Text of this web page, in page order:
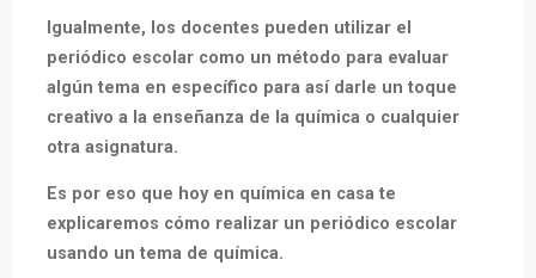
Igualmente, los docentes pueden utilizar el
periódico escolar como un método para evaluar
algún tema en específico para así darle un toque
creativo a la enseñanza de la química o cualquier
otra asignatura.
Es por eso que hoy en química en casa te
explicaremos cómo realizar un periódico escolar
usando un tema de química.